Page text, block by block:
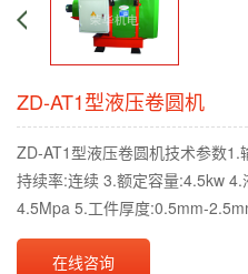
ZD-AT1型液压卷圆机
ZD-AT1型液压卷圆机技术参数
持续率:连续 3.额定容量:4.5kw
4.5Mpa 5.工件厚度:0.5mm-
在线咨询